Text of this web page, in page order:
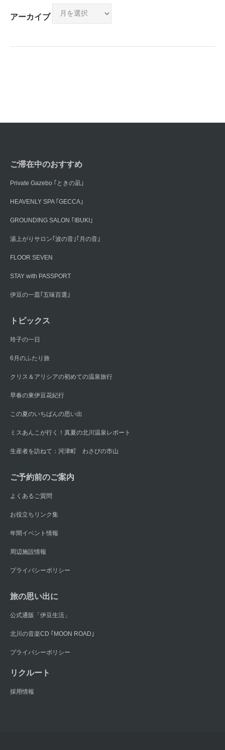
アーカイブ
ご滞在中のおすすめ
Private Gazebo ｢ときの凪｣
HEAVENLY SPA ｢GECCA｣
GROUNDING SALON ｢IBUKI｣
湯上がりサロン｢波の音｣｢月の音｣
FLOOR SEVEN
STAY with PASSPORT
伊豆の一皿｢五味百選｣
トピックス
玲子の一日
6月のふたり旅
クリス＆アリシアの初めての温泉旅行
早春の東伊豆花紀行
この夏のいちばんの思い出
ミスあんこが行く！真夏の北川温泉レポート
生産者を訪ねて：河津町 わさびの市山
ご予約前のご案内
よくあるご質問
お役立ちリンク集
年間イベント情報
周辺施設情報
プライバシーポリシー
旅の思い出に
公式通販「伊豆生活」
北川の音楽CD ｢MOON ROAD｣
プライバシーポリシー
リクルート
採用情報